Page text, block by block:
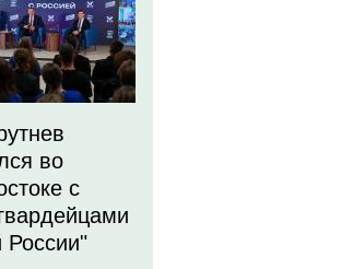
во
с
России"